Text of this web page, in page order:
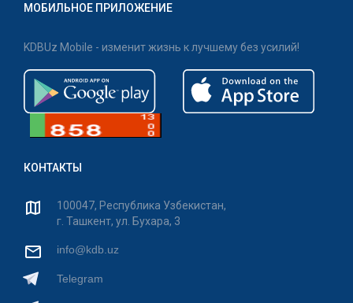
МОБИЛЬНОЕ ПРИЛОЖЕНИЕ
KDBUz Mobile - изменит жизнь к лучшему без усилий!
КОНТАКТЫ
100047, Республика Узбекистан,
г. Ташкент, ул. Бухара, 3
info@kdb.uz
Telegram